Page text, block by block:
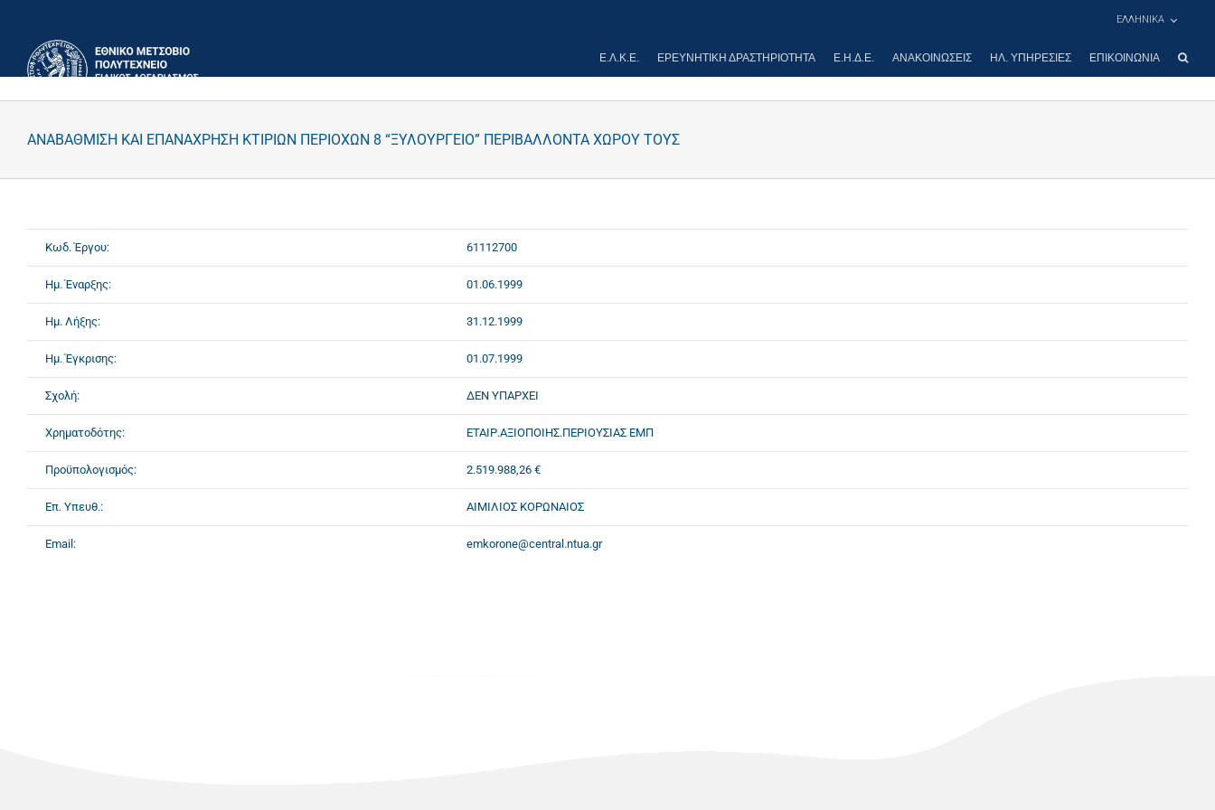
περιεχόμενο
ΕΛΛΗΝΙΚΑ
Ε.Λ.Κ.Ε. ΕΡΕΥΝΗΤΙΚΉ ΔΡΑΣΤΗΡΙΌΤΗΤΑ Ε.Η.Δ.Ε. ΑΝΑΚΟΙΝΏΣΕΙΣ ΗΛ. ΥΠΗΡΕΣΊΕΣ ΕΠΙΚΟΙΝΩΝΊΑ
ΑΝΑΒΑΘΜΙΣΗ ΚΑΙ ΕΠΑΝΑΧΡΗΣΗ ΚΤΙΡΙΩΝ ΠΕΡΙΟΧΩΝ 8 “ΞΥΛΟΥΡΓΕΙΟ” ΠΕΡΙΒΑΛΛΟΝΤΑ ΧΩΡΟΥ ΤΟΥΣ
Κωδ. Έργου: 61112700
Ημ. Έναρξης: 01.06.1999
Ημ. Λήξης: 31.12.1999
Ημ. Έγκρισης: 01.07.1999
Σχολή: ΔΕΝ ΥΠΑΡΧΕΙ
Χρηματοδότης: ΕΤΑΙΡ.ΑΞΙΟΠΟΙΗΣ.ΠΕΡΙΟΥΣΙΑΣ ΕΜΠ
Προϋπολογισμός: 2.519.988,26 €
Επ. Υπευθ.: ΑΙΜΙΛΙΟΣ ΚΟΡΩΝΑΙΟΣ
Email: emkorone@central.ntua.gr